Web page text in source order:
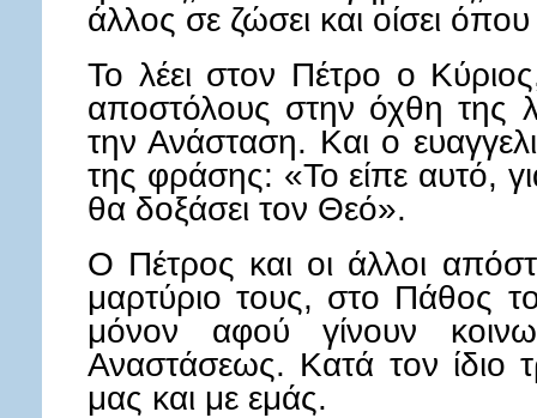
άλλος σε ζώσει και οίσει
Το λέει στον Πέτρο ο
αποστόλους στην όχθη της
την Ανάσταση. Και ο
της φράσης: «Το είπε αυτό,
θα δοξάσει τον Θεό».
Ο Πέτρος και οι άλλοι
μαρτύριο τους, στο Πάθος
μόνον αφού γίνουν
Αναστάσεως. Κατά τον ίδιο
μας και με εμάς.